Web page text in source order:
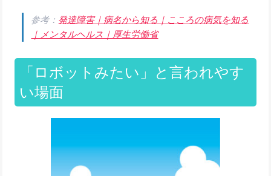
参考： 発達障害｜病名から知る｜こころの病気を知る
｜メンタルヘルス｜厚生労働省
「ロボットみたい」と言われやす
い場面